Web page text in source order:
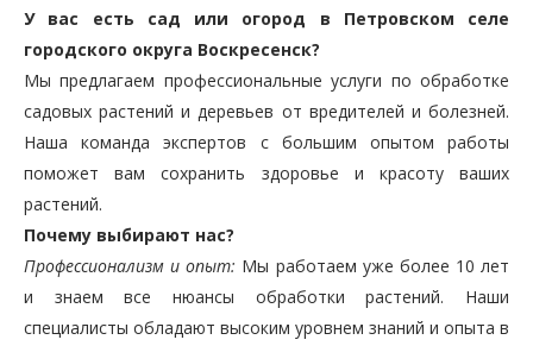
У вас есть сад или огород в Петровском селе
городского округа Воскресенск?
Мы предлагаем профессиональные услуги по обработке
садовых растений и деревьев от вредителей и болезней.
Наша команда экспертов с большим опытом работы
поможет вам сохранить здоровье и красоту ваших
растений.
Почему выбирают нас?
Профессионализм и опыт: Мы работаем уже более 10 лет
и знаем все нюансы обработки растений. Наши
специалисты обладают высоким уровнем знаний и опыта в